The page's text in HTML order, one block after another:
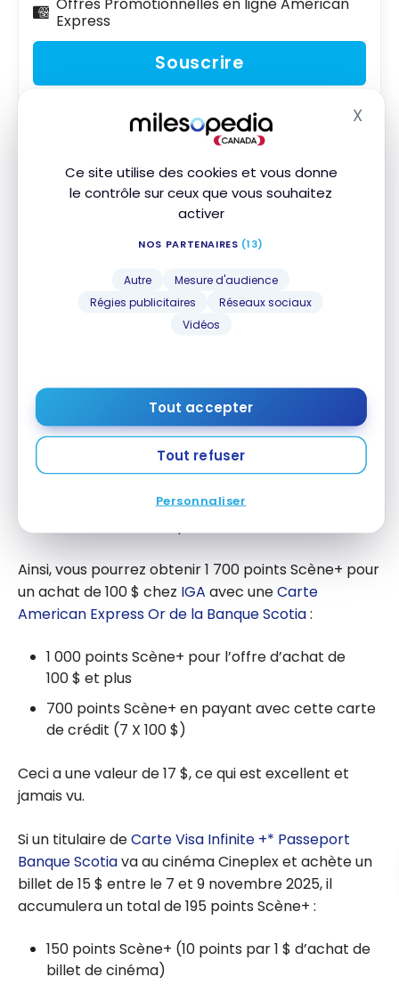
Ce site utilise des cookies et vous donne
le contrôle sur ceux que vous souhaitez
activer
NOS PARTENAIRES (13)
Autre
Mesure d'audience
Régies publicitaires
Réseaux sociaux
Vidéos
Tout accepter
Tout refuser
Personnaliser
X
Express
Souscrire
Exemples d’accumulation de
points durant les Journées Points
Voici comment maximiser vos récompenses durant
ces Journées de Points Scène+ :
Planifiez vos achats importants pendant ces
trois jours
Balayez votre carte de membre
vos achats chez les partenaires
Payez vos achats avec votre carte de crédit ou
Ainsi, vous pourrez obtenir 1 700 points Scène+ pour
un achat de 100 $ chez IGA avec uneCarte
American Express Or de la Banque Scotia:
1 000 points Scène+ pour l’offre d’achat de
100 $ et plus
700 points Scène+ en payant avec cette carte
de crédit (7 X 100 $)
Ceci a une valeur de 17 $, ce qui est excellent et
jamais vu.
Si un titulaire deCarte Visa Infinite +* Passeport
Banque Scotiava au cinéma Cineplex et achète un
billet de 15 $ entre le 7 et 9 novembre 2025, il
accumulera un total de 195 points Scène+ :
150 points Scène+ (10 points par 1 $ d’achat de
billet de cinéma)